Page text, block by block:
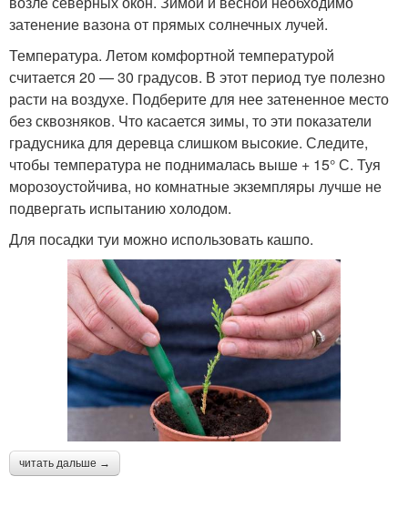
затенение вазона от прямых солнечных лучей.
Температура. Летом комфортной температурой
считается 20 — 30 градусов. В этот период туе полезно
расти на воздухе. Подберите для нее затененное место
без сквозняков. Что касается зимы, то эти показатели
градусника для деревца слишком высокие. Следите,
чтобы температура не поднималась выше + 15° С. Туя
морозоустойчива, но комнатные экземпляры лучше не
подвергать испытанию холодом.
Для посадки туи можно использовать кашпо.
читать дальше →